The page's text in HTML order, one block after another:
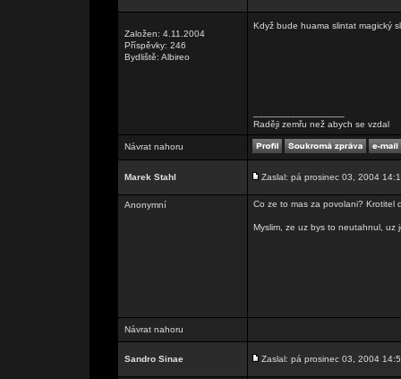
Založen: 4.11.2004
Příspěvky: 246
Bydliště: Albireo
Když bude huama slintat magický
Raději zemřu než abych se vzdal
Návrat nahoru
Marek Stahl Zaslal: pá prosinec 03, 2004
Anonymní Co ze to mas za povolani? Krotitel
Myslim, ze uz bys to neutahnul, uz
Návrat nahoru
Sandro Sinae Zaslal: pá prosinec 03, 2004